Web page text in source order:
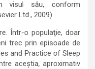
visul său, conform
Ltd., 2009).
Într-o populaţie, doar
trec prin episoade de
and Practice of Sleep
aceştia, aproximativ